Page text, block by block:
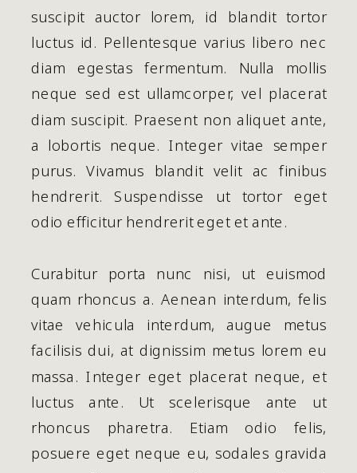
suscipit auctor lorem, id blandit tortor
luctus id. Pellentesque varius libero nec
diam egestas fermentum. Nulla mollis
neque sed est ullamcorper, vel placerat
diam suscipit. Praesent non aliquet ante,
a lobortis neque. Integer vitae semper
purus. Vivamus blandit velit ac finibus
hendrerit. Suspendisse ut tortor eget
odio efficitur hendrerit eget et ante.
Curabitur porta nunc nisi, ut euismod
quam rhoncus a. Aenean interdum, felis
vitae vehicula interdum, augue metus
facilisis dui, at dignissim metus lorem eu
massa. Integer eget placerat neque, et
luctus ante. Ut scelerisque ante ut
rhoncus pharetra. Etiam odio felis,
posuere eget neque eu, sodales gravida